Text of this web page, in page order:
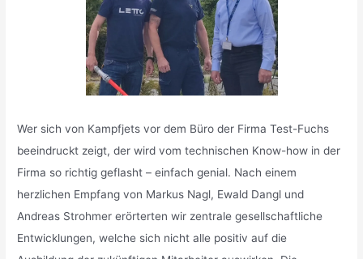
Wer sich von Kampfjets vor dem Büro der Firma Test-Fuchs
beeindruckt zeigt, der wird vom technischen Know-how in der
Firma so richtig geflasht – einfach genial. Nach einem
herzlichen Empfang von Markus Nagl, Ewald Dangl und
Andreas Strohmer erörterten wir zentrale gesellschaftliche
Entwicklungen, welche sich nicht alle positiv auf die